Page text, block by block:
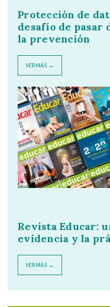
Protección de
desafío de pasar
la prevención
VER MÁS →
Revista Educar:
evidencia y la
VER MÁS →